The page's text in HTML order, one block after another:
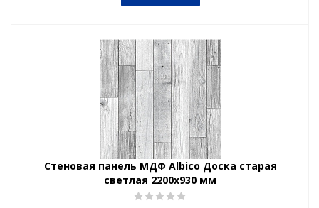
Стеновая панель МДФ Albico Доска старая
светлая 2200х930 мм